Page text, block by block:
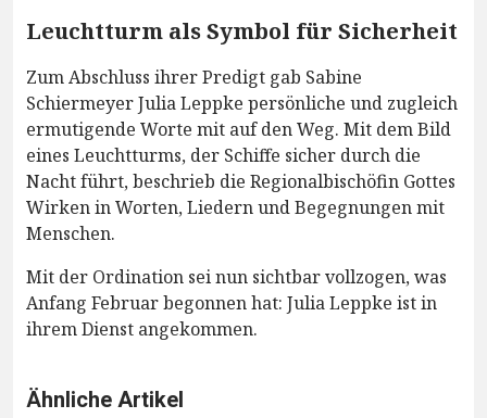
Leuchtturm als Symbol für Sicherheit
Zum Abschluss ihrer Predigt gab Sabine
Schiermeyer Julia Leppke persönliche und zugleich
ermutigende Worte mit auf den Weg. Mit dem Bild
eines Leuchtturms, der Schiffe sicher durch die
Nacht führt, beschrieb die Regionalbischöfin Gottes
Wirken in Worten, Liedern und Begegnungen mit
Menschen.
Mit der Ordination sei nun sichtbar vollzogen, was
Anfang Februar begonnen hat: Julia Leppke ist in
ihrem Dienst angekommen.
Ähnliche Artikel